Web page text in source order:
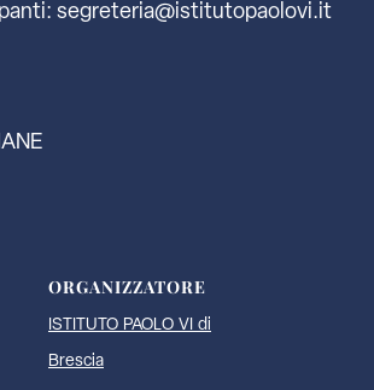
segreteria@istitutopaolovi.it
ORGANIZZATORE
ISTITUTO PAOLO VI di
Brescia